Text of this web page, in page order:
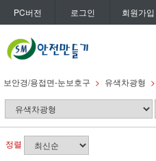
PC버전 로그인 회원가입
보안경/용접면-눈보호구 유색차광형
정렬